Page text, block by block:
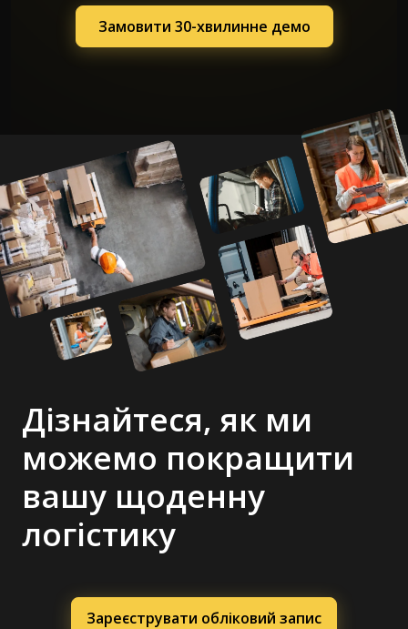
Замовити 30-хвилинне демо
Дізнайтеся, як ми
можемо покращити
вашу щоденну
логістику
Зареєструвати обліковий запис